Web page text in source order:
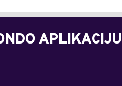
APLIKACIJU